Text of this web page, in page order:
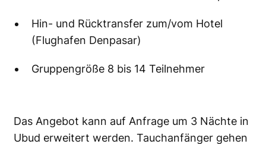
Hin- und Rücktransfer zum/vom Hotel
(Flughafen Denpasar)
Gruppengröße 8 bis 14 Teilnehmer
Das Angebot kann auf Anfrage um 3 Nächte in
Ubud erweitert werden. Tauchanfänger gehen